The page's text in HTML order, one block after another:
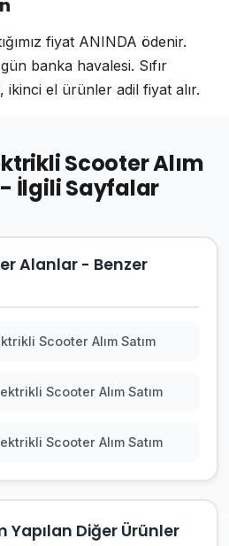
fiyat ANINDA ödenir.
banka havalesi. Sıfır
el ürünler adil fiyat alır.
Scooter Alım
- İlgili Sayfalar
Alanlar - Benzer
Scooter Alım Satım
Scooter Alım Satım
Scooter Alım Satım
Yapılan Diğer Ürünler